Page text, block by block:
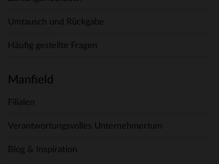
Umtausch und Rückgabe
Häufig gestellte Fragen
Manfield
Filialen
Verantwortungsvolles Unternehmertum
Blog & Inspiration